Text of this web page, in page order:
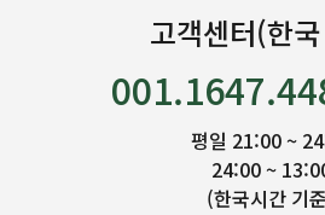
고객센터(한
평일 21:00 ~
24:00 ~
(한국시간 기